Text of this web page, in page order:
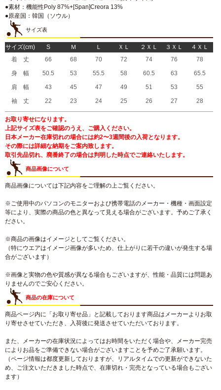
●素材：機能性Poly 87%+[Span]Creora 13%
●原産国：韓国（ソウル）
サイズ表
サイズ(cm) S Ｍ Ｌ ＸＬ ２ＸＬ ３ＸＬ
４ＸＬ
着 丈
66 68 70 72 74 76
78
身 幅
50.5 53 55.5 58 60.5 63
65.5
肩 幅
43 45 47 49 51 53
55
袖 丈
22 23 24 25 26 27 28
お取り寄せになります。
上記サイズ表をご確認のうえ、ご購入ください。
日本メーカー在庫切れの場合には約2〜3週間後の入荷となります。
その際には詳細な納期をご案内致します。
取引先品切れ、廃番終了の場合は判明した時点でご連絡いたします。
商品画像について
商品画像については下記内容をご理解の上ご覧ください。
※ご使用中のパソコンのモニターおよび携帯電話のメーカー・機種・画面設定
等により、実際の商品の色と異なって見える場合がございます。予めご了承く
ださい。
※商品の画像はイメージとしてご覧ください。
（特にウエアはイメージ画像が多いため、仕上がりに若干の違いが発生する場
合がございます）
※画像と実物の色や質感が異なる場合もございますが、性能・品質には問題あ
りませんのでご安心ください。
商品の在庫について
商品ページ内に「お取り寄せ品」と記載しております商品はメーカーよりお取
り寄せさせていただき、入荷後に発送させていただいております。
また、メーカーの在庫状況によってはお時間をいただく場合や、メーカー完売
によりお品をご準備できない場合がございますことを予めご了承願います。
（ページ情報は都度更新しておりますが、リアルタイムでの更新ができないた
め、ご注文いただきました時点で、在庫切れ・完売となっている場合もござい
ます）